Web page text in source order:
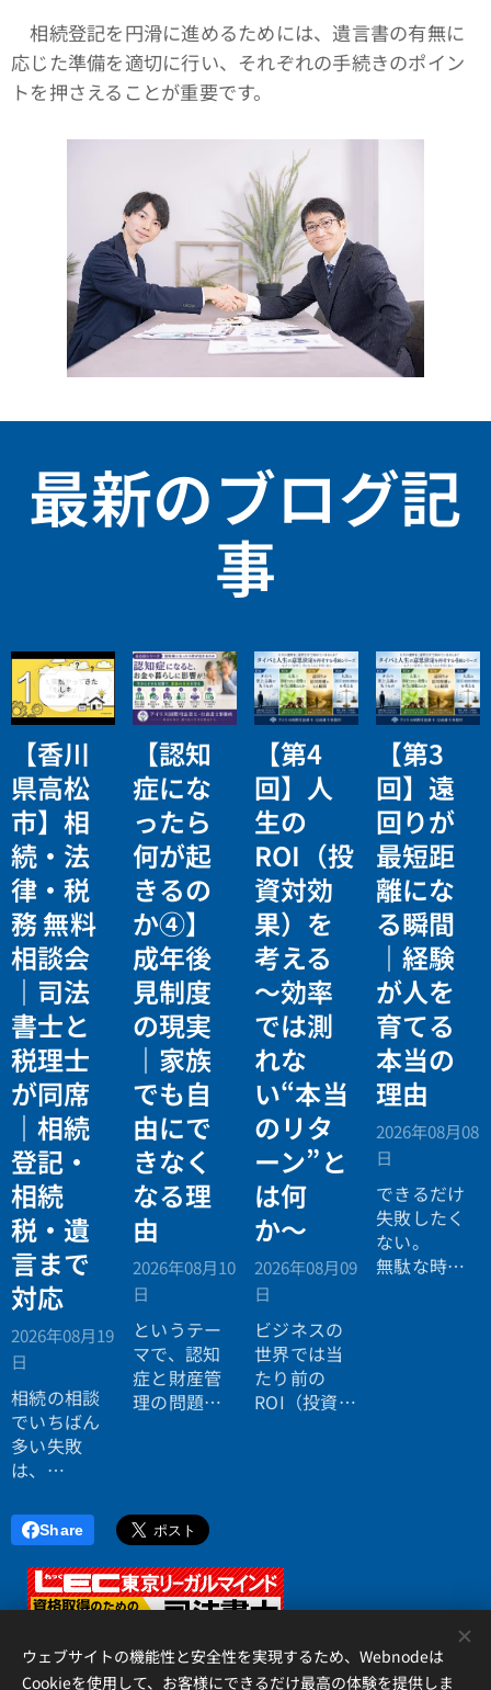
相続登記を円滑に進めるためには、遺言書の有無に
応じた準備を適切に行い、それぞれの手続きのポイン
トを押さえることが重要です。
最新のブログ記
事
【香川
県高松
市】相
続・法
律・税
務 無料
相談会
｜司法
書士と
税理士
が同席
｜相続
登記・
相続
税・遺
言まで
対応
2026年08月19
日
相続の相談
でいちばん
多い失敗
は、
行ったら登
記の話がで
きず、司法
書士に行っ
たら税金が
い」ことで
【認知
症にな
ったら
何が起
きるの
か④】
成年後
見制度
の現実
｜家族
でも自
由にで
きなく
なる理
由
2026年08月10
日
というテー
マで、認知
症と財産管
理の問題に
【第4
回】人
生の
ROI（投
資対効
果）を
考える
〜効率
では測
れな
い“本当
のリタ
ーン”と
は何
か〜
2026年08月09
日
ビジネスの
世界では当
たり前の
ROI（投資対
【第3
回】遠
回りが
最短距
離にな
る瞬間
｜経験
が人を
育てる
本当の
理由
2026年08月08
日
できるだけ
失敗したく
ない。
無駄な時間
Share
ウェブサイトの機能性と安全性を実現するため、Webnodeは
Cookieを使用して、お客様にできるだけ最高の体験を提供しま